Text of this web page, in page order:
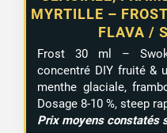
MYRTILLE –
FLAVA /
Frost 30 ml –
concentré DIY fruité &
menthe glaciale,
Dosage 8-10 %, steep
Prix moyens constatés